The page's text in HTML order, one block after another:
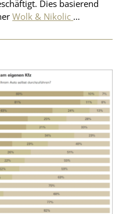
Dies basierend
Wolk & Nikolic …